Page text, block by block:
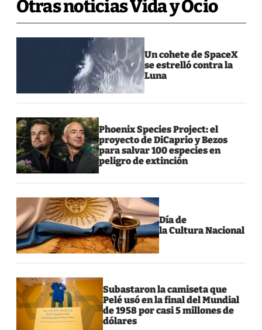
Otras noticias Vida y Ocio
Un cohete de SpaceX
se estrelló contra la
Luna
Phoenix Species Project: el
proyecto de DiCaprio y Bezos
para salvar 100 especies en
peligro de extinción
Día de
la Cultura Nacional
Subastaron la camiseta que
Pelé usó en la final del Mundial
de 1958 por casi 5 millones de
dólares